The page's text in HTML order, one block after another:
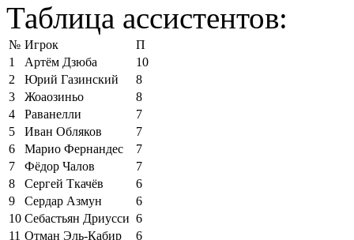
Таблица ассистентов:
№ Игрок
П
1
Артём Дзюба
10
2
Юрий Газинский
8
3
Жоаозиньо
8
4
Раванелли
7
5
Иван Обляков
7
6
Марио Фернандес
7
7
Фёдор Чалов
7
8
Сергей Ткачёв
6
9
Сердар Азмун
6
10 Себастьян Дриусси 6
11 Отман Эль-Кабир
6